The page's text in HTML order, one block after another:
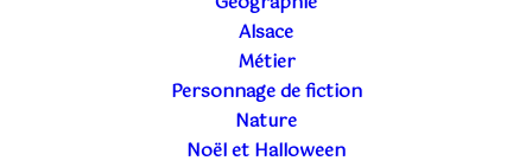
Alsace
Métier
Personnage de fiction
Nature
Noël et Halloween
RETOUR À LA BOUTIQUE